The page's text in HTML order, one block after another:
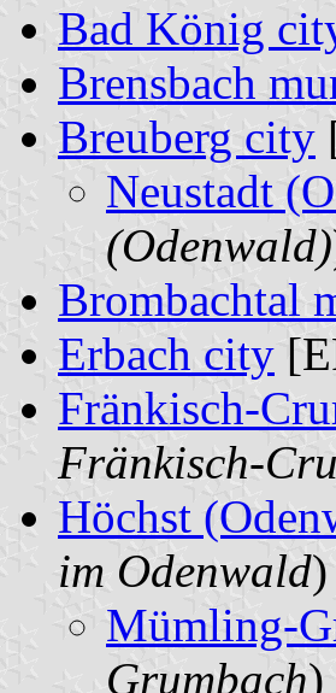
Bad König
Brensbach
Breuberg city
Neustadt
(Odenwald)
Brombachtal
Erbach city
Fränkisch-
Fränkisch-
Höchst
im Odenwald)
Mümling-
Grumbach)